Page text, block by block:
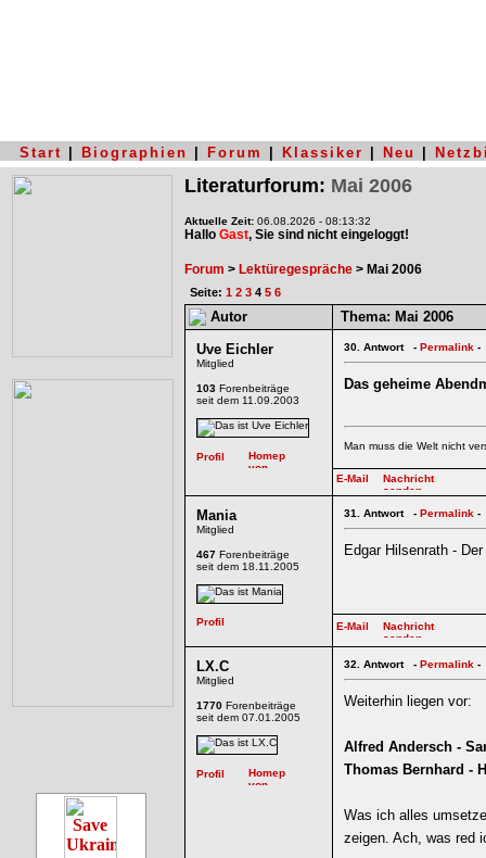
Start Biographien Forum Klassiker Neu
Literaturforum: Mai 2006
Aktuelle Zeit: 06.08.2026 - 08:13:32
Hallo Gast, Sie sind nicht eingeloggt!
Forum > Lektüregespräche > Mai 2006
Seite: 1 2 3 4 5 6
Autor Thema: Mai 2006
Uve Eichler
Mitglied
103 Forenbeiträge
seit dem 11.09.2003
30. Antwort - Permalink -
Das geheime
Man muss die Welt nicht
Mania
Mitglied
467 Forenbeiträge
seit dem 18.11.2005
31. Antwort - Permalink -
Edgar Hilsenrath -
LX.C
Mitglied
1770 Forenbeiträge
seit dem 07.01.2005
32. Antwort - Permalink -
Weiterhin liegen vor:
Alfred Andersch -
Thomas Bernhard -
Was ich alles
zeigen. Ach, was red